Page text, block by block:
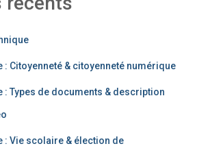
: Citoyenneté & citoyenneté numérique
: Types de documents & description
: Vie scolaire & élection de